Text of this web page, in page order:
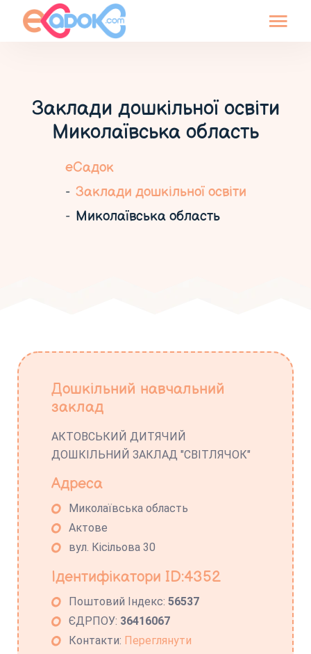
Заклади дошкільної освіти
Миколаївська область
еСадок
Заклади дошкільної освіти
Миколаївська область
Дошкільний навчальний
заклад
АКТОВСЬКИЙ ДИТЯЧИЙ
ДОШКІЛЬНИЙ ЗАКЛАД "СВІТЛЯЧОК"
Адреса
Миколаївська область
Актове
вул. Кісільова 30
Ідентифікатори ID:4352
Поштовий Індекс:56537
ЄДРПОУ: 36416067
Контакти: Переглянути